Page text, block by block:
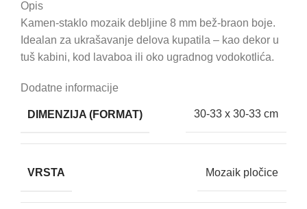
Opis
Kamen-staklo mozaik debljine 8 mm bež-braon boje.
Idealan za ukrašavanje delova kupatila – kao dekor u
tuš kabini, kod lavaboa ili oko ugradnog vodokotlića.
Dodatne informacije
DIMENZIJA (FORMAT) 30-33 x 30-33 cm
VRSTA Mozaik pločice